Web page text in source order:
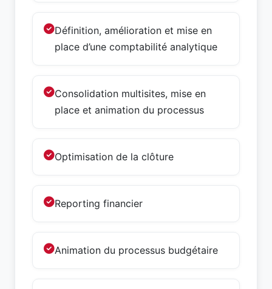
Définition, amélioration et mise en
place d’une comptabilité analytique
Consolidation multisites, mise en
place et animation du processus
Optimisation de la clôture
Reporting financier
Animation du processus budgétaire